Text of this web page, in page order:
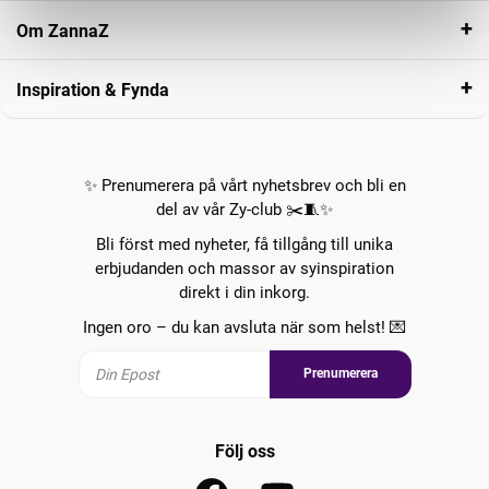
Om ZannaZ
Inspiration & Fynda
✨ Prenumerera på vårt nyhetsbrev och bli en
del av vår Zy-club ✂️🧵✨
Bli först med nyheter, få tillgång till unika
erbjudanden och massor av syinspiration
direkt i din inkorg.
Ingen oro – du kan avsluta när som helst! 💌
Prenumerera
Följ oss